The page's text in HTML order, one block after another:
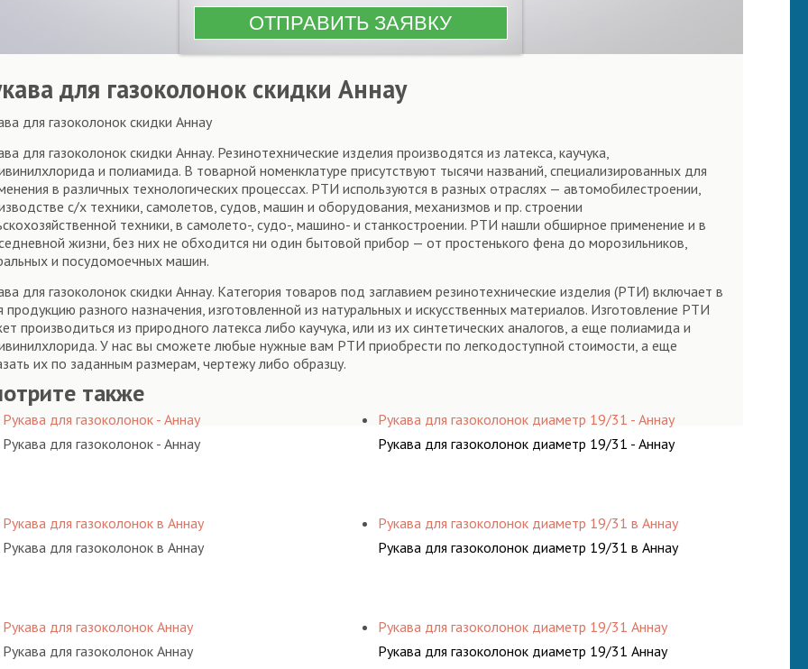
для газоколонок скидки Аннау
для газоколонок скидки Аннау
для газоколонок скидки Аннау. Резинотехнические изделия производятся из латекса, каучука,
и полиамида. В товарной номенклатуре присутствуют тысячи названий, специализированных для
в различных технологических процессах. РТИ используются в разных отраслях — автомобилестроении,
с/х техники, самолетов, судов, машин и оборудования, механизмов и пр. строении
техники, в самолето-, судо-, машино- и станкостроении. РТИ нашли обширное применение и в
жизни, без них не обходится ни один бытовой прибор — от простенького фена до морозильников,
и посудомоечных машин.
для газоколонок скидки Аннау. Категория товаров под заглавием резинотехнические изделия (РТИ) включает в
продукцию разного назначения, изготовленной из натуральных и искусственных материалов. Изготовление РТИ
производиться из природного латекса либо каучука, или из их синтетических аналогов, а еще полиамида и
У нас вы сможете любые нужные вам РТИ приобрести по легкодоступной стоимости, а еще
их по заданным размерам, чертежу либо образцу.
также
Рукава для газоколонок - Аннау
Рукава для газоколонок - Аннау
Рукава для газоколонок в Аннау
Рукава для газоколонок в Аннау
Рукава для газоколонок Аннау
Рукава для газоколонок Аннау
Рукава для газоколонок диаметр 19/31 - Аннау
Рукава для газоколонок диаметр 19/31 - Аннау
Рукава для газоколонок диаметр 19/31 в Аннау
Рукава для газоколонок диаметр 19/31 в Аннау
Рукава для газоколонок диаметр 19/31 Аннау
Рукава для газоколонок диаметр 19/31 Аннау